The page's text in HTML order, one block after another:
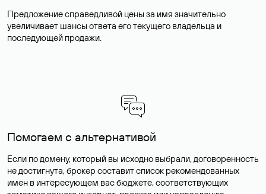
Предложение справедливой цены за имя значительно
увеличивает шансы ответа его текущего владельца и
последующей продажи.
Помогаем с альтернативой
Если по домену, который вы исходно выбрали, договоренность
не достигнута, брокер составит список рекомендованных
имен в интересующем вас бюджете, соответствующих